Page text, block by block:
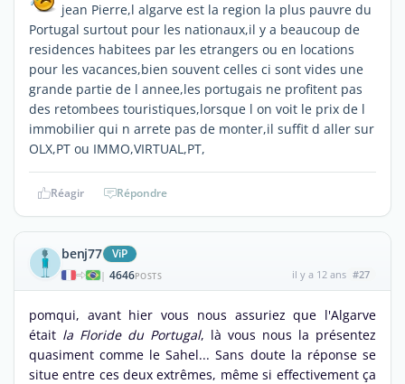
jean Pierre,l algarve est la region la plus pauvre du
Portugal surtout pour les nationaux,il y a beaucoup de
residences habitees par les etrangers ou en locations
pour les vacances,bien souvent celles ci sont vides une
grande partie de l annee,les portugais ne profitent pas
des retombees touristiques,lorsque l on voit le prix de l
immobilier qui n arrete pas de monter,il suffit d aller sur
OLX,PT ou IMMO,VIRTUAL,PT,
Réagir Répondre
benj77 ViP
| 4646POSTS il y a 12 ans #27
pomqui, avant hier vous nous assuriez que l'Algarve
était la Floride du Portugal, là vous nous la présentez
quasiment comme le Sahel... Sans doute la réponse se
situe entre ces deux extrêmes, même si effectivement ça